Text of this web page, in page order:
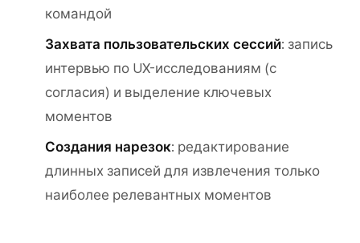
командой
Захвата пользовательских сессий: запись
интервью по UX-исследованиям (с
согласия) и выделение ключевых
моментов
Создания нарезок: редактирование
длинных записей для извлечения только
наиболее релевантных моментов